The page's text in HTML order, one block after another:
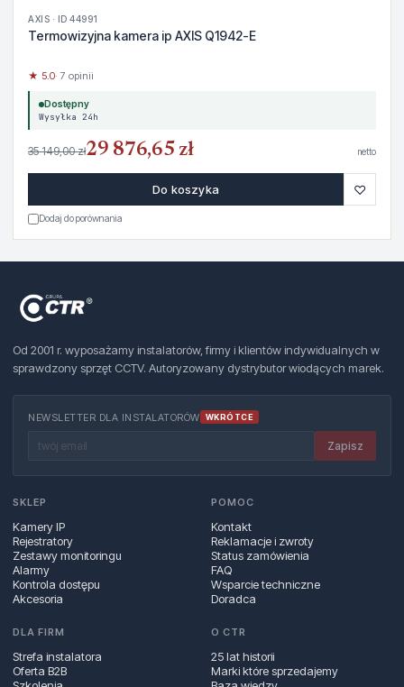
AXIS · ID 44991
Termowizyjna kamera ip AXIS Q1942-E
★ 5.0· 7 opinii
Dostępny
Wysyłka 24h
35 149,00 zł29 876,65 zł netto
Do koszyka ♡
Dodaj do porównania
Od 2001 r. wyposażamy instalatorów, firmy i klientów indywidualnych w
sprawdzony sprzęt CCTV. Autoryzowany dystrybutor wiodących marek.
NEWSLETTER DLA INSTALATORÓW WKRÓTCE
Zapisz
SKLEP
Kamery IP
Rejestratory
Zestawy monitoringu
Alarmy
Kontrola dostępu
Akcesoria
POMOC
Kontakt
Reklamacje i zwroty
Status zamówienia
FAQ
Wsparcie techniczne
Doradca
DLA FIRM
Strefa instalatora
Oferta B2B
O CTR
25 lat historii
Marki które sprzedajemy